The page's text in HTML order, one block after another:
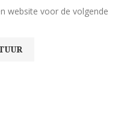
website voor de volgende